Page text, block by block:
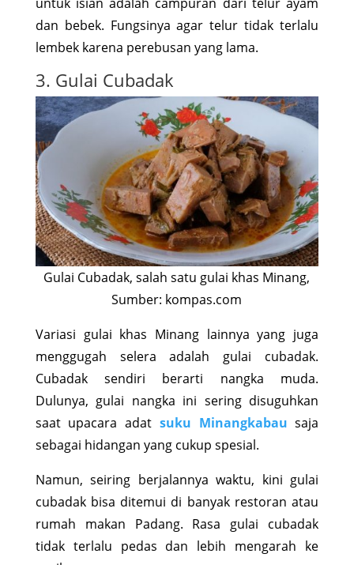
dan bebek. Fungsinya agar telur tidak terlalu
lembek karena perebusan yang lama.
3. Gulai Cubadak
Gulai Cubadak, salah satu gulai khas Minang,
Sumber: kompas.com
Variasi gulai khas Minang lainnya yang juga
menggugah selera adalah gulai cubadak.
Cubadak sendiri berarti nangka muda.
Dulunya, gulai nangka ini sering disuguhkan
saat upacara adat suku Minangkabau saja
sebagai hidangan yang cukup spesial.
Namun, seiring berjalannya waktu, kini gulai
cubadak bisa ditemui di banyak restoran atau
rumah makan Padang. Rasa gulai cubadak
tidak terlalu pedas dan lebih mengarah ke